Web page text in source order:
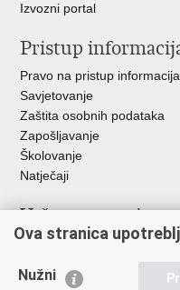
Izvozni portal
Pristup
Pravo na pristup
Savjetovanje
Zaštita osobnih podataka
Zapošljavanje
Školovanje
Natječaji
Važne poveznice
Ministarstvo unutarnjih
Udruge
Ova stranica
Nužni